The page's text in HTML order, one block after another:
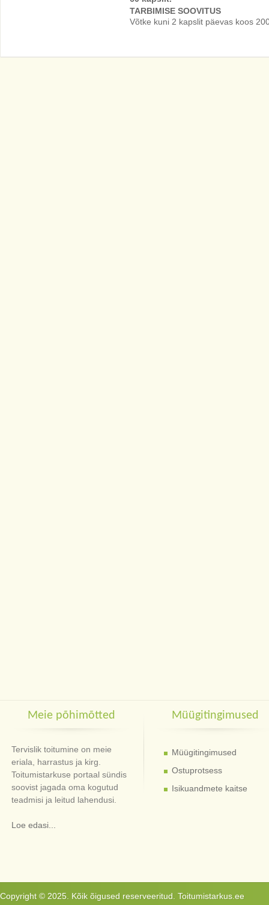
TARBIMISE SOOVITUS
Võtke kuni 2 kapslit päevas koos
Meie põhimõtted
Tervislik toitumine on meie
eriala, harrastus ja kirg.
Toitumistarkuse portaal sündis
soovist jagada oma kogutud
teadmisi ja leitud lahendusi.
Loe edasi...
Müügitingimused
Müügitingimused
Ostuprotsess
Isikuandmete kaitse
Copyright © 2025. Kõik õigused reserveeritud. Toitumistarkus.ee